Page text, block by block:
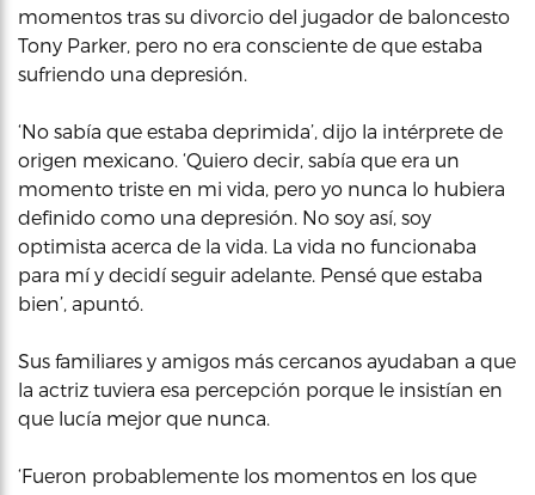
momentos tras su divorcio del jugador de baloncesto
Tony Parker, pero no era consciente de que estaba
sufriendo una depresión.
‘No sabía que estaba deprimida’, dijo la intérprete de
origen mexicano. ‘Quiero decir, sabía que era un
momento triste en mi vida, pero yo nunca lo hubiera
definido como una depresión. No soy así, soy
optimista acerca de la vida. La vida no funcionaba
para mí y decidí seguir adelante. Pensé que estaba
bien’, apuntó.
Sus familiares y amigos más cercanos ayudaban a que
la actriz tuviera esa percepción porque le insistían en
que lucía mejor que nunca.
‘Fueron probablemente los momentos en los que